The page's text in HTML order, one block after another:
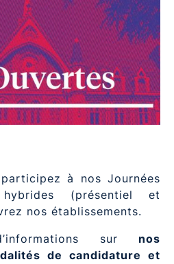
à nos Journées
(présentiel et
nos établissements.
sur nos
de candidature et